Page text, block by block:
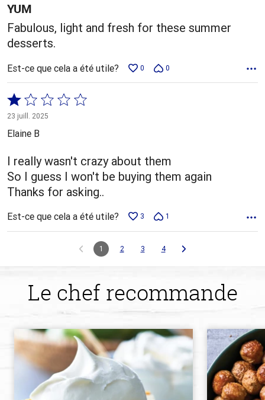
YUM
Fabulous, light and fresh for these summer
desserts.
Est-ce que cela a été utile? 0 0
Coté
1 sur
5
23 juill. 2025
Elaine B
I really wasn't crazy about them
So I guess I won't be buying them again
Thanks for asking..
Est-ce que cela a été utile? 3 1
1 2 3 4
Le chef recommande